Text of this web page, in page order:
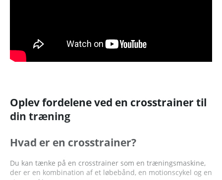
Oplev fordelene ved en crosstrainer til
din træning
Hvad er en crosstrainer?
Du kan tænke på en crosstrainer som en træningsmaskine,
der er en kombination af et løbebånd, en motionscykel og en